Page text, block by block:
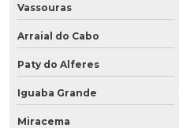
Vassouras
Arraial do Cabo
Paty do Alferes
Iguaba Grande
Miracema